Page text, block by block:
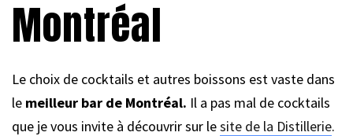
Montréal
Le choix de cocktails et autres boissons est vaste dans
le meilleur bar de Montréal. Il a pas mal de cocktails
que je vous invite à découvrir sur lesite de la Distillerie.